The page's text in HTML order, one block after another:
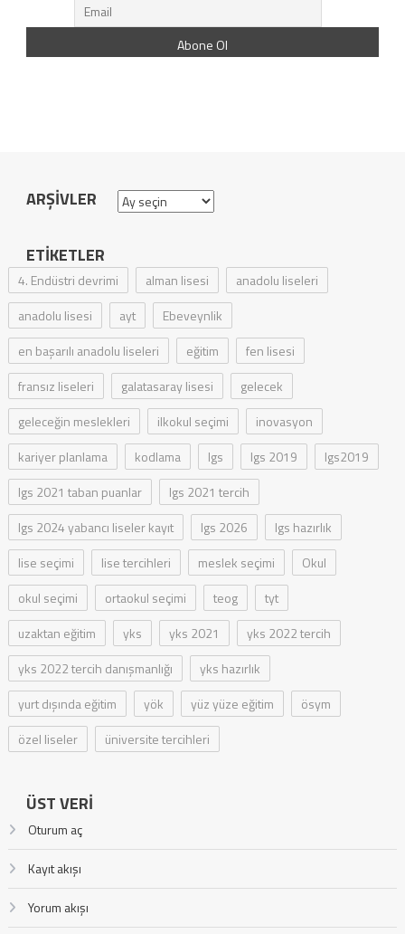
ARŞIVLER Arşivler
ETIKETLER
4. Endüstri devrimi alman lisesi
anadolu liseleri
anadolu lisesi
ayt
Ebeveynlik
en başarılı anadolu liseleri
eğitim
fen lisesi
fransız liseleri
galatasaray lisesi
gelecek
geleceğin meslekleri
ilkokul seçimi
inovasyon
kariyer planlama
kodlama lgs lgs 2019
lgs2019
lgs 2021 taban puanlar
lgs 2021 tercih
lgs 2024 yabancı liseler kayıt
lgs 2026
lgs hazırlık
lise seçimi
lise tercihleri meslek seçimi
Okul
okul seçimi
ortaokul seçimi teog
tyt
uzaktan eğitim
yks yks 2021
yks 2022 tercih
yks 2022 tercih danışmanlığı
yks hazırlık
yurt dışında eğitim
yök yüz yüze eğitim
ösym
özel liseler
üniversite tercihleri
ÜST VERI
Oturum aç
Kayıt akışı
Yorum akışı